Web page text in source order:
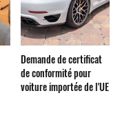
Demande de certificat
de conformité pour
voiture importée de l'UE